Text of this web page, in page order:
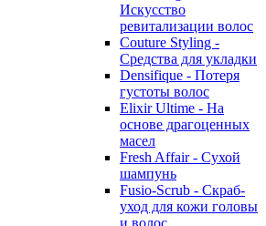
Искусство
ревитализации волос
Couture Styling -
Средства для укладки
Densifique - Потеря
густоты волос
Elixir Ultime - На
основе драгоценных
масел
Fresh Affair - Сухой
шампунь
Fusio-Scrub - Скраб-
уход для кожи головы
и волос